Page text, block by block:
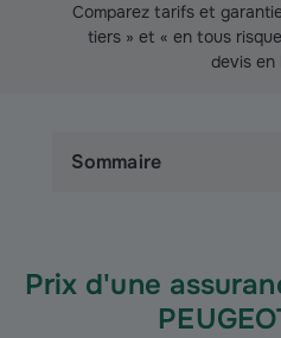
Comparez tarifs et
tiers » et « en tous
devis en
Sommaire
Prix d'une